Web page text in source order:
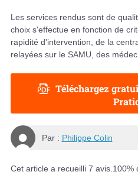
Les services rendus sont de
choix s'effectue en fonction de
rapidité d'intervention, de la
relayées sur le SAMU, des
Téléchargez
Par : Philippe Colin
Cet article a recueilli 7 avis. 100%